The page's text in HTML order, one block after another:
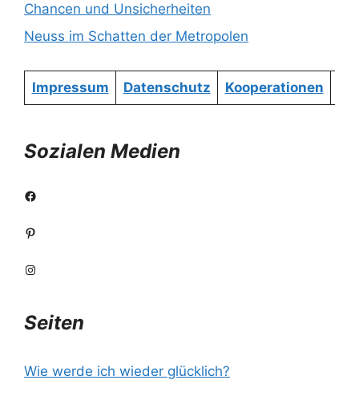
Chancen und Unsicherheiten
Neuss im Schatten der Metropolen
Impressum Datenschutz Kooperationen
Sozialen Medien
Facebook
Pinterest
Instagram
Seiten
Wie werde ich wieder glücklich?